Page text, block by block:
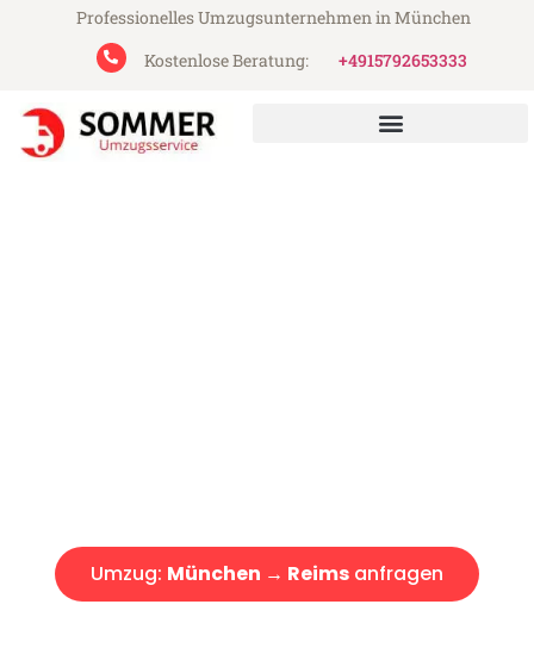
Professionelles Umzugsunternehmen in München
Kostenlose Beratung:
+4915792653333
Umzug: München → Reims anfragen